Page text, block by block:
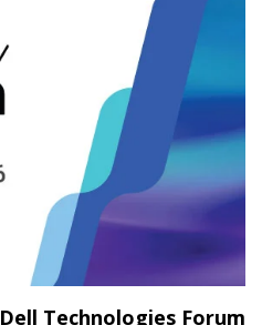
Dell Technologies Forum